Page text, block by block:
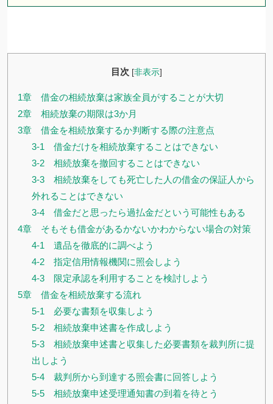
目次 [非表示]
1章 借金の相続放棄は家族全員がすることが大切
2章 相続放棄の期限は3か月
3章 借金を相続放棄するか判断する際の注意点
3-1 借金だけを相続放棄することはできない
3-2 相続放棄を撤回することはできない
3-3 相続放棄をしても死亡した人の借金の保証人から
外れることはできない
3-4 借金だと思ったら過払金だという可能性もある
4章 そもそも借金があるかないかわからない場合の対策
4-1 遺品を徹底的に調べよう
4-2 指定信用情報機関に照会しよう
4-3 限定承認を利用することを検討しよう
5章 借金を相続放棄する流れ
5-1 必要な書類を収集しよう
5-2 相続放棄申述書を作成しよう
5-3 相続放棄申述書と収集した必要書類を裁判所に提
出しよう
5-4 裁判所から到達する照会書に回答しよう
5-5 相続放棄申述受理通知書の到着を待とう